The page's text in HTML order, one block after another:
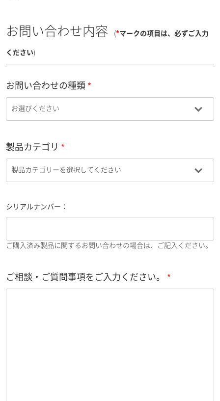
お問い合わせ内容 (*マークの項目は、必ずご入力
ください)
お問い合わせの種類
製品カテゴリ
シリアルナンバー：
ご購入済み製品に関するお問い合わせの場合は、ご記入ください。
ご相談・ご質問事項をご入力ください。